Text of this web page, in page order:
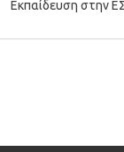
Εκπαίδευση στην